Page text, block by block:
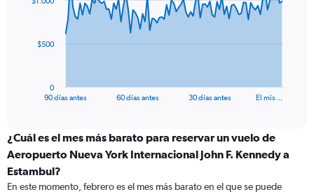
data
The
categories.
Range:
91
categories.
90 días antes 60 días antes 30 días antes El mis…
0
$500
¿Cuál es el mes más barato para reservar un vuelo de
Aeropuerto Nueva York Internacional John F. Kennedy a
Estambul?
En este momento, febrero es el mes más barato en el que se puede